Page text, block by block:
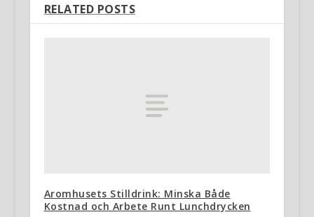
RELATED POSTS
Aromhusets Stilldrink: Minska Både
Kostnad och Arbete Runt Lunchdrycken